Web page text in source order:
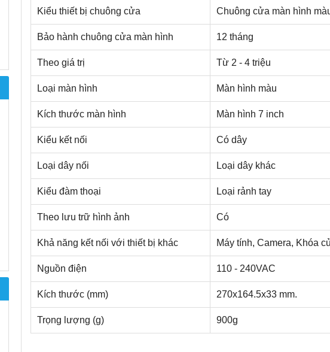
Kiểu thiết bị chuông cửa Chuông cửa màn hình
Bảo hành chuông cửa màn hình 12 tháng
Theo giá trị Từ 2 - 4 triệu
Loại màn hình Màn hình màu
Kích thước màn hình Màn hình 7 inch
Kiểu kết nối Có dây
Loại dây nối Loại dây khác
Kiểu đàm thoại Loại rảnh tay
Theo lưu trữ hình ảnh Có
Khả năng kết nối với thiết bị khác Máy tính, Camera, Khóa
Nguồn điện 110 - 240VAC
Kích thước (mm) 270x164.5x33 mm.
Trọng lượng (g) 900g